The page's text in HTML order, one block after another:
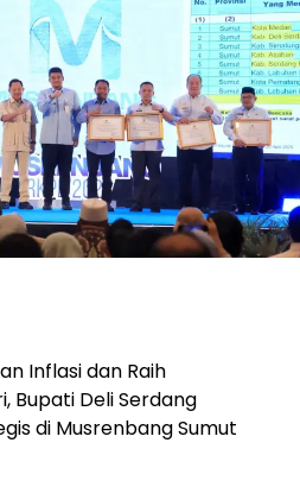
Inflasi dan Raih
Bupati Deli Serdang
di Musrenbang Sumut